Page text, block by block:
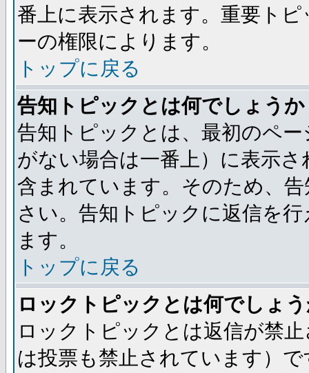
番上に表示されます。重要ト
ーの権限によります。
トップに戻る
告知トピックとは何でしょうか
告知トピックとは、最初のペ
がない場合は一番上）に表示
含まれています。そのため、
さい。告知トピックに返信を
ます。
トップに戻る
ロックトピックとは何でしょ
ロックトピックとは返信が禁
は投票も禁止されています）